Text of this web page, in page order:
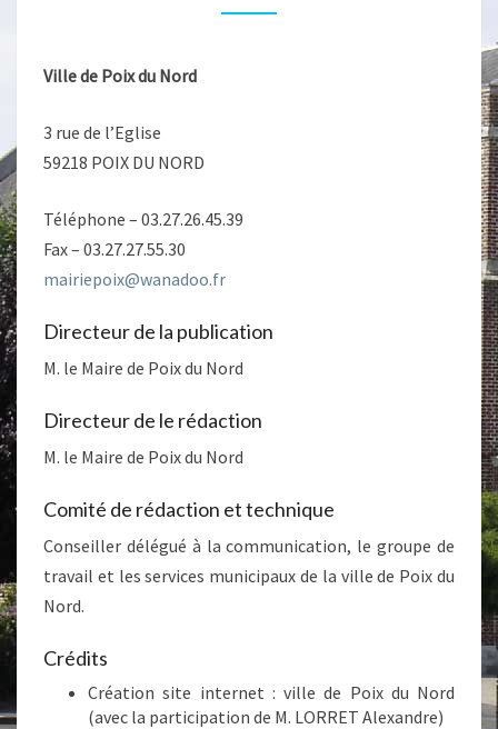
Ville de Poix du Nord
3 rue de l’Eglise
59218 POIX DU NORD
Téléphone – 03.27.26.45.39
Fax – 03.27.27.55.30
mairiepoix@wanadoo.fr
Directeur de la publication
M. le Maire de Poix du Nord
Directeur de le rédaction
M. le Maire de Poix du Nord
Comité de rédaction et technique
Conseiller délégué à la communication, le groupe de
travail et les services municipaux de la ville de Poix du
Nord.
Crédits
Création site internet : ville de Poix du Nord
(avec la participation de M. LORRET Alexandre)